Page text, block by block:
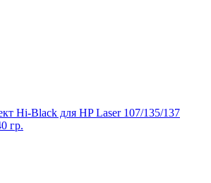
Hi-Black для HP Laser 107/135/137
гр.